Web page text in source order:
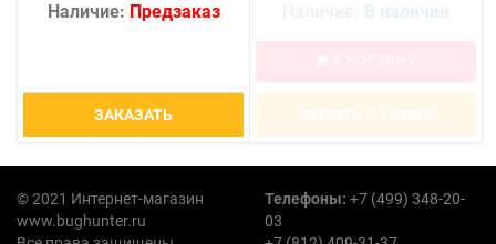
Наличие: Предзаказ
ЗАКАЗАТЬ
В наличии
КУПИТЬ В 1 КЛИК
© 2021 Интернет-магазин
www.bughunter.ru
Телефоны: +7 (499) 348-20-
03